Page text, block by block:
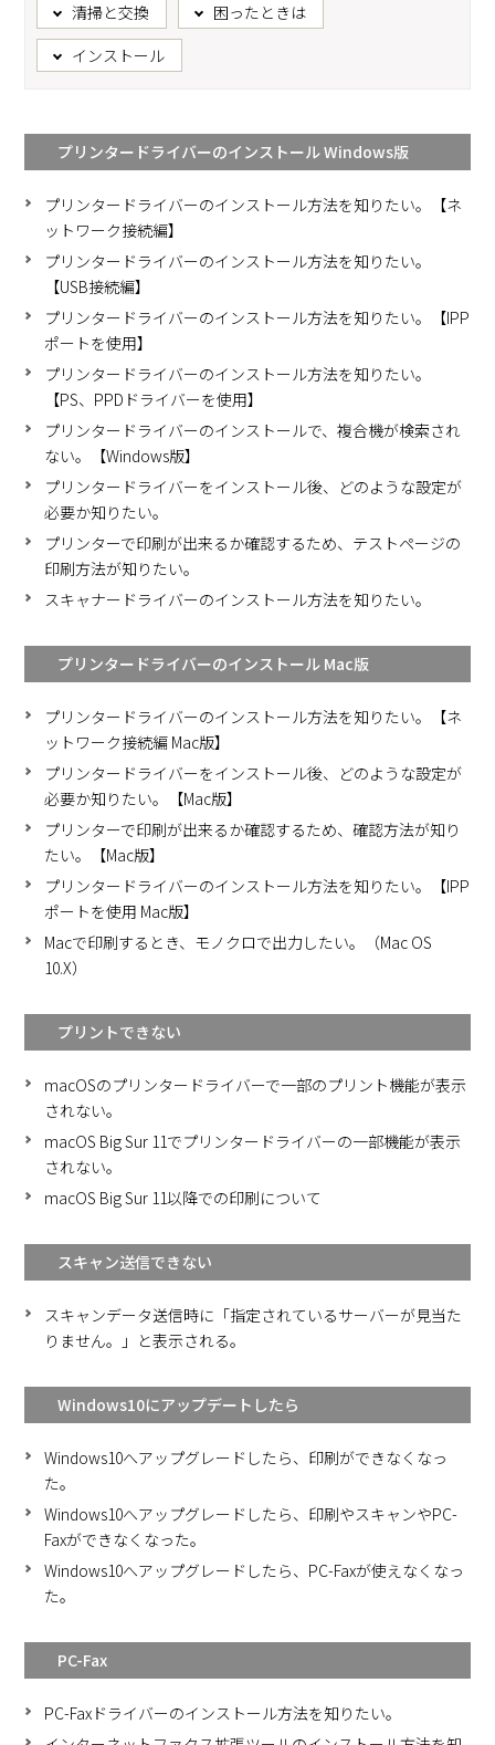
清掃と交換
困ったときは
インストール
プリンタードライバーのインストール Windows版
プリンタードライバーのインストール方法を知りたい。【ネ
ットワーク接続編】
プリンタードライバーのインストール方法を知りたい。
【USB接続編】
プリンタードライバーのインストール方法を知りたい。【IPP
ポートを使用】
プリンタードライバーのインストール方法を知りたい。
【PS、PPDドライバーを使用】
プリンタードライバーのインストールで、複合機が検索され
ない。【Windows版】
プリンタードライバーをインストール後、どのような設定が
必要か知りたい。
プリンターで印刷が出来るか確認するため、テストページの
印刷方法が知りたい。
スキャナードライバーのインストール方法を知りたい。
プリンタードライバーのインストール Mac版
プリンタードライバーのインストール方法を知りたい。【ネ
ットワーク接続編 Mac版】
プリンタードライバーをインストール後、どのような設定が
必要か知りたい。【Mac版】
プリンターで印刷が出来るか確認するため、確認方法が知り
たい。【Mac版】
プリンタードライバーのインストール方法を知りたい。【IPP
ポートを使用 Mac版】
Macで印刷するとき、モノクロで出力したい。（Mac OS
10.X）
プリントできない
macOSのプリンタードライバーで一部のプリント機能が表示
されない。
macOS Big Sur 11でプリンタードライバーの一部機能が表示
されない。
macOS Big Sur 11以降での印刷について
スキャン送信できない
スキャンデータ送信時に「指定されているサーバーが見当た
りません。」と表示される。
Windows10にアップデートしたら
Windows10へアップグレードしたら、印刷ができなくなっ
た。
Windows10へアップグレードしたら、印刷やスキャンやPC-
Faxができなくなった。
Windows10へアップグレードしたら、PC-Faxが使えなくなっ
た。
PC-Fax
PC-Faxドライバーのインストール方法を知りたい。